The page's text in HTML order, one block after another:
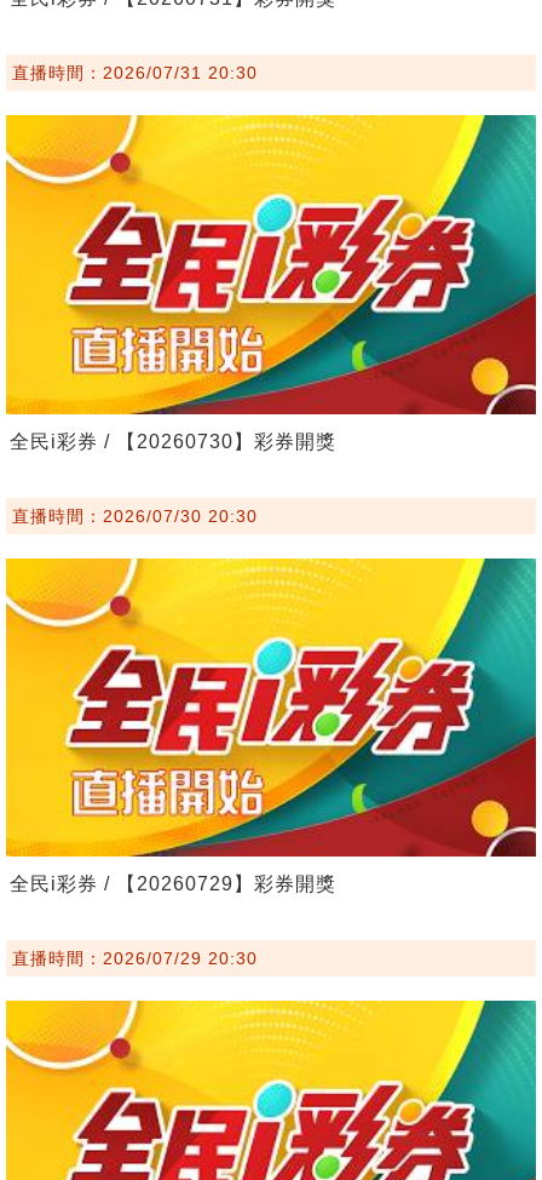
直播時間：2026/07/31 20:30
全民i彩券 / 【20260730】彩券開獎
直播時間：2026/07/30 20:30
全民i彩券 / 【20260729】彩券開獎
直播時間：2026/07/29 20:30